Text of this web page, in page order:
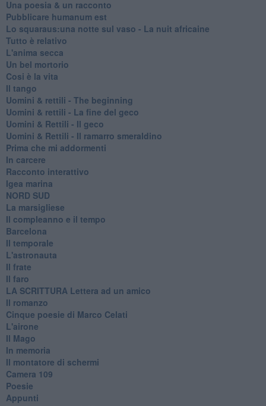
Una poesia & un racconto
Pubblicare humanum est
Lo squaraus:una notte sul vaso - La nuit africaine
Tutto è relativo
L'anima secca
Un bel mortorio
Cosi è la vita
Il tango
​Uomini & rettili - The beginning
​Uomini & rettili - La fine del geco
Uomini & Rettili - Il geco
Uomini & Rettili - Il ramarro smeraldino
Prima che mi addormenti
In carcere
Racconto interattivo
Igea marina
​NORD SUD
La marsigliese
Il compleanno e il tempo
Barcelona
Il temporale
L'astronauta
Il frate
Il faro
​LA SCRITTURA Lettera ad un amico
Il romanzo
Cinque poesie di Marco Celati
L'airone
Il Mago
In memoria
Il montatore di schermi
Camera 109
Poesie
Appunti